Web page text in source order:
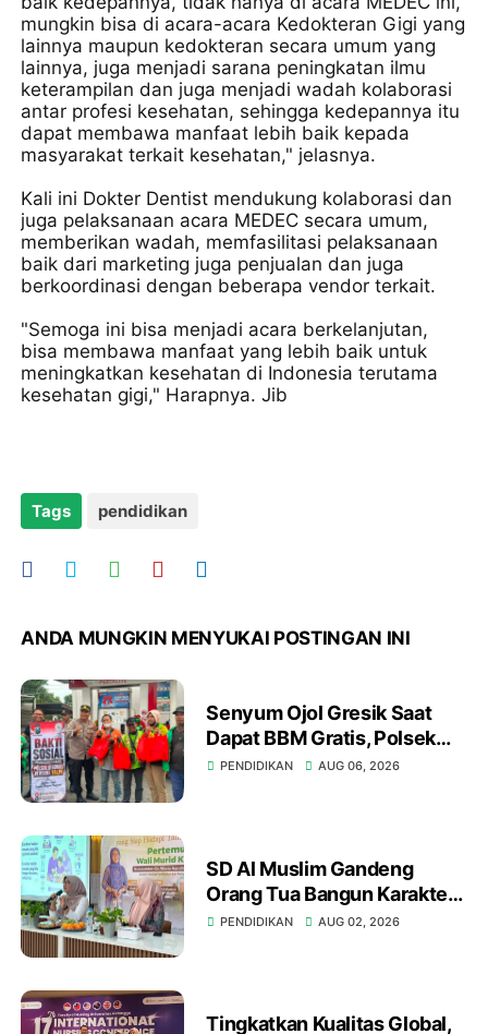
mungkin bisa di acara-acara Kedokteran Gigi yang
lainnya maupun kedokteran secara umum yang
lainnya, juga menjadi sarana peningkatan ilmu
keterampilan dan juga menjadi wadah kolaborasi
antar profesi kesehatan, sehingga kedepannya itu
dapat membawa manfaat lebih baik kepada
masyarakat terkait kesehatan," jelasnya.
Kali ini Dokter Dentist mendukung kolaborasi dan
juga pelaksanaan acara MEDEC secara umum,
memberikan wadah, memfasilitasi pelaksanaan
baik dari marketing juga penjualan dan juga
berkoordinasi dengan beberapa vendor terkait.
"Semoga ini bisa menjadi acara berkelanjutan,
bisa membawa manfaat yang lebih baik untuk
meningkatkan kesehatan di Indonesia terutama
kesehatan gigi," Harapnya. Jib
Tags pendidikan
ANDA MUNGKIN MENYUKAI POSTINGAN INI
Senyum Ojol Gresik Saat
Dapat BBM Gratis, Polsek
Kebomas dan YALPK Group
PENDIDIKAN AUG 06, 2026
SD Al Muslim Gandeng
Orang Tua Bangun Karakter
Anak Hadapi Tantangan
PENDIDIKAN AUG 02, 2026
Tingkatkan Kualitas Global,